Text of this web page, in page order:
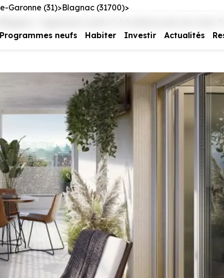
Programmes neufs Habiter Investir Actualités
Garonne (31) Blagnac (31700)
: logements neufs 2 à 5 pièces près du tram